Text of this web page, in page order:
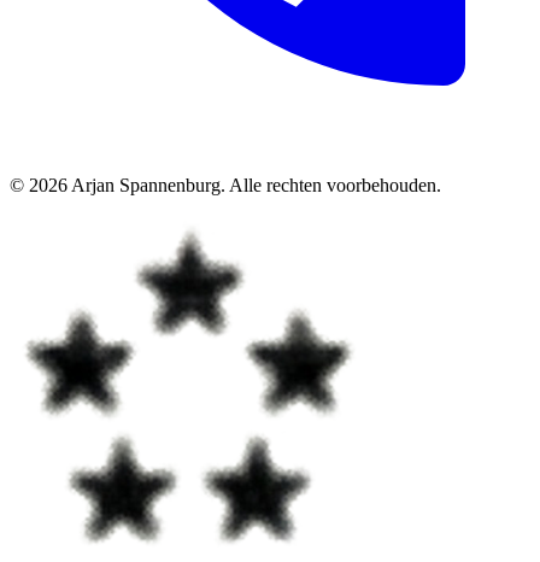
© 2026 Arjan Spannenburg. Alle rechten voorbehouden.